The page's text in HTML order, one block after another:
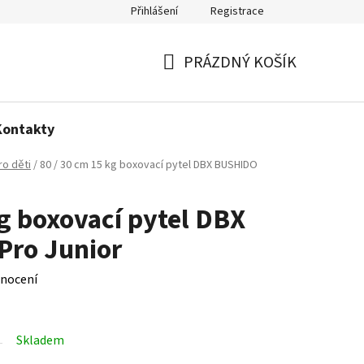
Politika používání cookiesPřihlášení Registrace
PRÁZDNÝ KOŠÍK
děti/ 80 / 30 cm 15 kg boxovací pytel DBX BUSHIDO
boxovací pytel DBX
Junior
Skladem